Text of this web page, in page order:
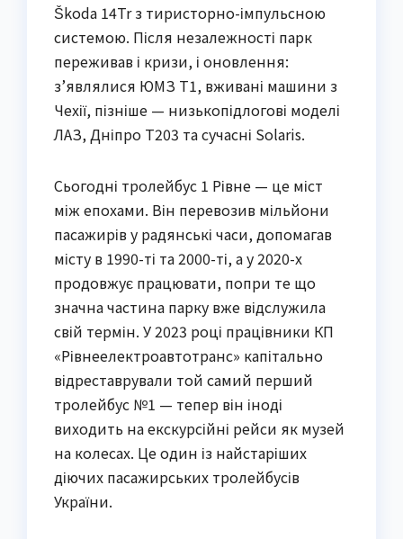
Škoda 14Tr з тиристорно-імпульсною
системою. Після незалежності парк
переживав і кризи, і оновлення:
з’являлися ЮМЗ Т1, вживані машини з
Чехії, пізніше — низькопідлогові моделі
ЛАЗ, Дніпро Т203 та сучасні Solaris.
Сьогодні тролейбус 1 Рівне — це міст
між епохами. Він перевозив мільйони
пасажирів у радянські часи, допомагав
місту в 1990-ті та 2000-ті, а у 2020-х
продовжує працювати, попри те що
значна частина парку вже відслужила
свій термін. У 2023 році працівники КП
«Рівнеелектроавтотранс» капітально
відреставрували той самий перший
тролейбус №1 — тепер він іноді
виходить на екскурсійні рейси як музей
на колесах. Це один із найстаріших
діючих пасажирських тролейбусів
України.